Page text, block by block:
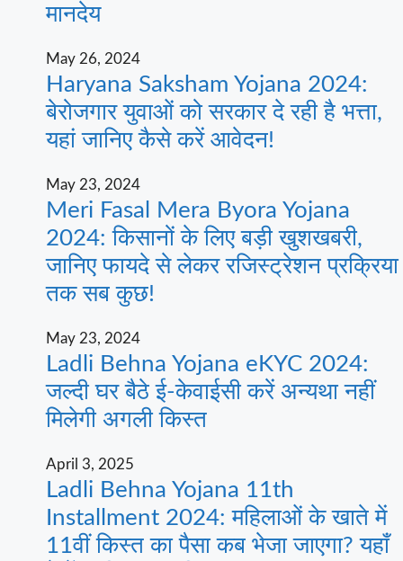
मानदेय
May 26, 2024
Haryana Saksham Yojana 2024:
बेरोजगार युवाओं को सरकार दे रही है भत्ता,
यहां जानिए कैसे करें आवेदन!
May 23, 2024
Meri Fasal Mera Byora Yojana
2024: किसानों के लिए बड़ी खुशखबरी,
जानिए फायदे से लेकर रजिस्ट्रेशन प्रक्रिया
तक सब कुछ!
May 23, 2024
Ladli Behna Yojana eKYC 2024:
जल्दी घर बैठे ई-केवाईसी करें अन्यथा नहीं
मिलेगी अगली किस्त
April 3, 2025
Ladli Behna Yojana 11th
Installment 2024: महिलाओं के खाते में
11वीं किस्त का पैसा कब भेजा जाएगा? यहाँ